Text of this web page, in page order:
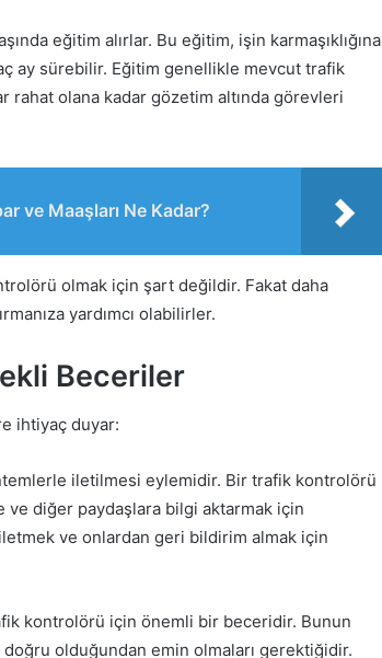
eğitim alırlar. Bu eğitim, işin karmaşıklığına
ay sürebilir. Eğitim genellikle mevcut trafik
rahat olana kadar gözetim altında görevleri
ve Maaşları Ne Kadar?
olmak için şart değildir. Fakat daha
yardımcı olabilirler.
Beceriler
ihtiyaç duyar:
iletilmesi eylemidir. Bir trafik kontrolörü
ve diğer paydaşlara bilgi aktarmak için
ve onlardan geri bildirim almak için
kontrolörü için önemli bir beceridir. Bunun
olduğundan emin olmaları gerektiğidir.